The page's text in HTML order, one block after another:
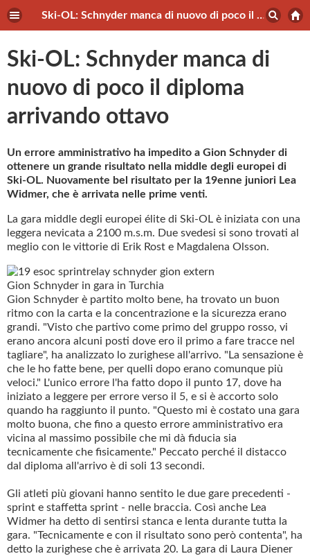
Ski-OL: Schnyder manca di nuovo di poco il diploma arrivando ottavo
Ski-OL: Schnyder manca di
nuovo di poco il diploma
arrivando ottavo
Un errore amministrativo ha impedito a Gion Schnyder di
ottenere un grande risultato nella middle degli europei di
Ski-OL. Nuovamente bel risultato per la 19enne juniori Lea
Widmer, che è arrivata nelle prime venti.
La gara middle degli europei élite di Ski-OL è iniziata con una
leggera nevicata a 2100 m.s.m. Due svedesi si sono trovati al
meglio con le vittorie di Erik Rost e Magdalena Olsson.
Gion Schnyder in gara in Turchia
Gion Schnyder è partito molto bene, ha trovato un buon
ritmo con la carta e la concentrazione e la sicurezza erano
grandi. "Visto che partivo come primo del gruppo rosso, vi
erano ancora alcuni posti dove ero il primo a fare tracce nel
tagliare", ha analizzato lo zurighese all'arrivo. "La sensazione è
che le ho fatte bene, per quelli dopo erano comunque più
veloci." L'unico errore l'ha fatto dopo il punto 17, dove ha
iniziato a leggere per errore verso il 5, e si è accorto solo
quando ha raggiunto il punto. "Questo mi è costato una gara
molto buona, che fino a questo errore amministrativo era
vicina al massimo possibile che mi dà fiducia sia
tecnicamente che fisicamente." Peccato perché il distacco
dal diploma all'arrivo è di soli 13 secondi.
Gli atleti più giovani hanno sentito le due gare precedenti -
sprint e staffetta sprint - nelle braccia. Così anche Lea
Widmer ha detto di sentirsi stanca e lenta durante tutta la
gara. "Tecnicamente e con il risultato sono però contenta", ha
detto la zurighese che è arrivata 20. La gara di Laura Diener